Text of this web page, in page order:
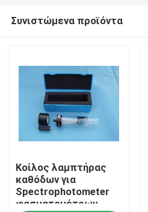
Συνιστώμενα προϊόντα
Κοίλος λαμπτήρας
καθόδων για
Spectrophotometer
φασματομέτρων